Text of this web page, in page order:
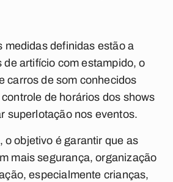
medidas definidas estão a
de artifício com estampido, o
carros de som conhecidos
controle de horários dos shows
superlotação nos eventos.
o objetivo é garantir que as
mais segurança, organização
especialmente crianças,